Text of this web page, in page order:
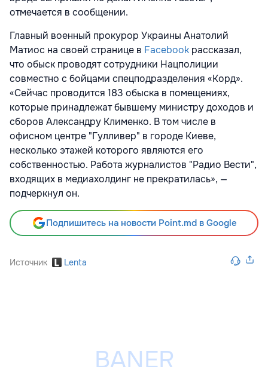
отмечается в сообщении.
Главный военный прокурор Украины Анатолий
Матиос на своей странице в Facebook рассказал,
что обыск проводят сотрудники Нацполиции
совместно с бойцами спецподразделения «Корд».
«Сейчас проводится 183 обыска в помещениях,
которые принадлежат бывшему министру доходов и
сборов Александру Клименко. В том числе в
офисном центре "Гулливер" в городе Киеве,
несколько этажей которого являются его
собственностью. Работа журналистов "Радио Вести",
входящих в медиахолдинг не прекратилась», —
подчеркнул он.
Подпишитесь на новости Point.md в Google
Источник Lenta